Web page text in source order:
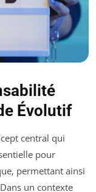
Évolutif
central qui
pour
permettant ainsi
un contexte